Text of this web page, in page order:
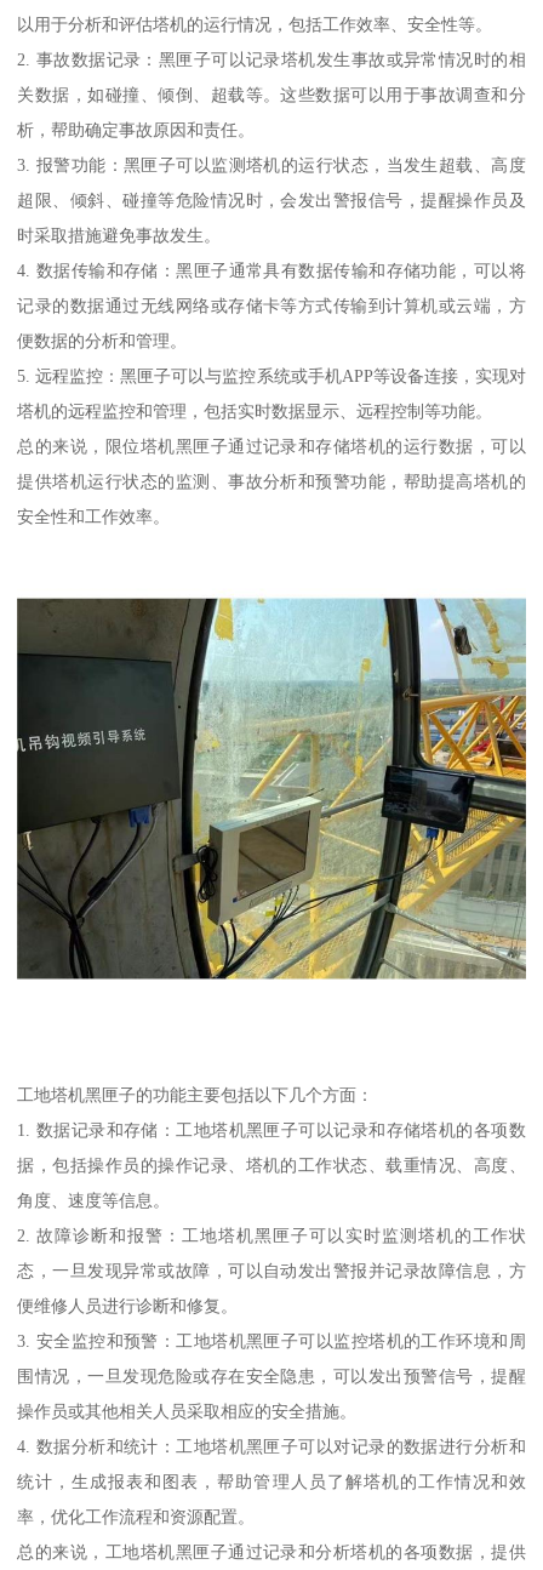
以用于分析和评估塔机的运行情况，包括工作效率、安全性等。
2. 事故数据记录：黑匣子可以记录塔机发生事故或异常情况时的相
关数据，如碰撞、倾倒、超载等。这些数据可以用于事故调查和分
析，帮助确定事故原因和责任。
3. 报警功能：黑匣子可以监测塔机的运行状态，当发生超载、高度
超限、倾斜、碰撞等危险情况时，会发出警报信号，提醒操作员及
时采取措施避免事故发生。
4. 数据传输和存储：黑匣子通常具有数据传输和存储功能，可以将
记录的数据通过无线网络或存储卡等方式传输到计算机或云端，方
便数据的分析和管理。
5. 远程监控：黑匣子可以与监控系统或手机APP等设备连接，实现对
塔机的远程监控和管理，包括实时数据显示、远程控制等功能。
总的来说，限位塔机黑匣子通过记录和存储塔机的运行数据，可以
提供塔机运行状态的监测、事故分析和预警功能，帮助提高塔机的
安全性和工作效率。
工地塔机黑匣子的功能主要包括以下几个方面：
1. 数据记录和存储：工地塔机黑匣子可以记录和存储塔机的各项数
据，包括操作员的操作记录、塔机的工作状态、载重情况、高度、
角度、速度等信息。
2. 故障诊断和报警：工地塔机黑匣子可以实时监测塔机的工作状
态，一旦发现异常或故障，可以自动发出警报并记录故障信息，方
便维修人员进行诊断和修复。
3. 安全监控和预警：工地塔机黑匣子可以监控塔机的工作环境和周
围情况，一旦发现危险或存在安全隐患，可以发出预警信号，提醒
操作员或其他相关人员采取相应的安全措施。
4. 数据分析和统计：工地塔机黑匣子可以对记录的数据进行分析和
统计，生成报表和图表，帮助管理人员了解塔机的工作情况和效
率，优化工作流程和资源配置。
总的来说，工地塔机黑匣子通过记录和分析塔机的各项数据，提供